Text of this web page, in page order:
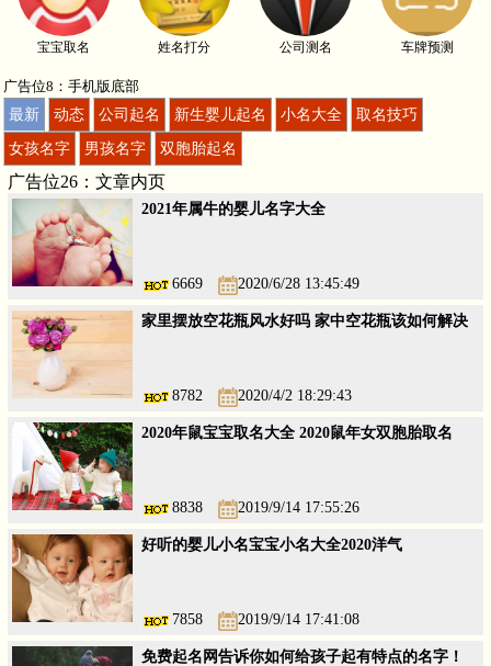
宝宝取名 姓名打分 公司测名 车牌预测
广告位8：手机版底部
最新 动态 公司起名 新生婴儿起名 小名大全
取名技巧
女孩名字
男孩名字 双胞胎起名
广告位26：文章内页
2021年属牛的婴儿名字大全
6669 2020/6/28 13:45:49
家里摆放空花瓶风水好吗 家中空花瓶该如何解决
8782 2020/4/2 18:29:43
2020年鼠宝宝取名大全 2020鼠年女双胞胎取名
8838 2019/9/14 17:55:26
好听的婴儿小名宝宝小名大全2020洋气
7858 2019/9/14 17:41:08
免费起名网告诉你如何给孩子起有特点的名字！